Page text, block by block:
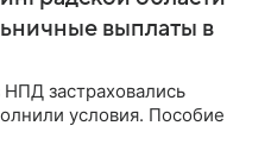
выплаты в
застраховались
условия. Пособие